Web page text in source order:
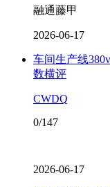
融通藤甲
2026-06-17
车间生产线
数横评
CWDQ
0/147
2026-06-17